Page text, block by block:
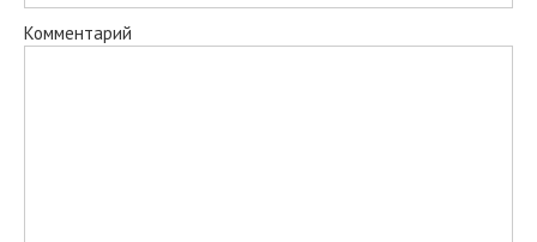
Комментарий